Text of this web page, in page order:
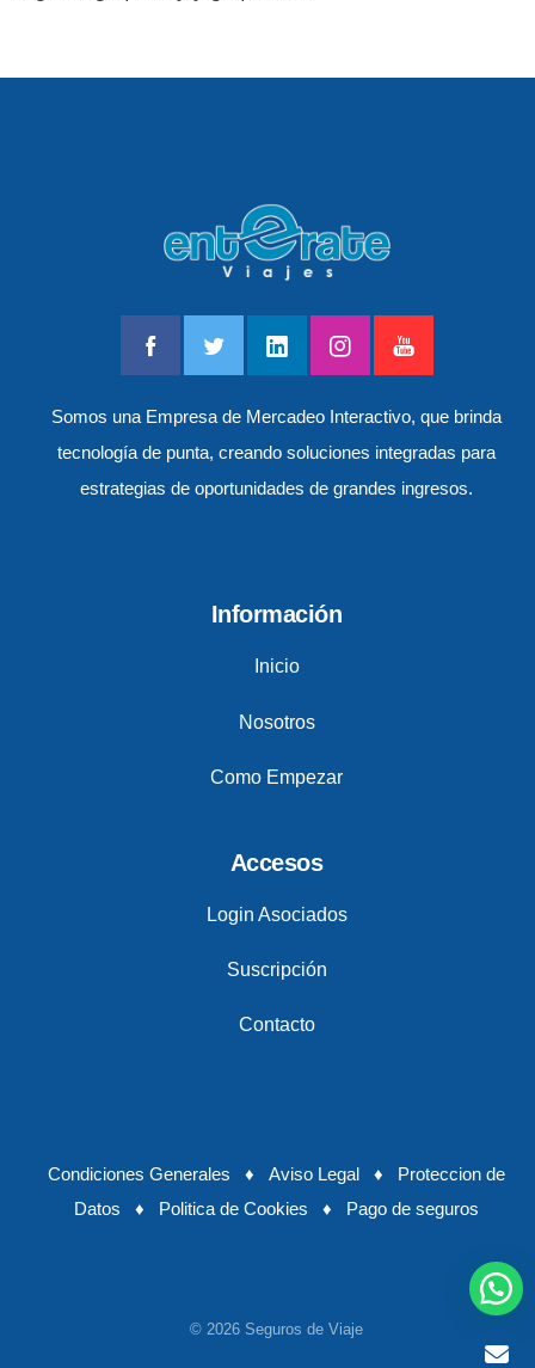
Somos una Empresa de Mercadeo Interactivo, que brinda
tecnología de punta, creando soluciones integradas para
estrategias de oportunidades de grandes ingresos.
Información
Inicio
Nosotros
Como Empezar
Accesos
Login Asociados
Suscripción
Contacto
Condiciones Generales ♦ Aviso Legal ♦
Proteccion de
Datos ♦ Politica de Cookies ♦ Pago de seguros
© 2026 Seguros de Viaje